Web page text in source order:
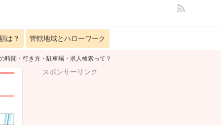
は？ 管轄地域とハローワーク
時間・行き方・駐車場・求人検索って？
スポンサーリンク